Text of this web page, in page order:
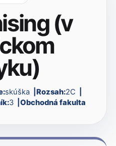
(v
skúška Rozsah:2C
3 Obchodná fakulta